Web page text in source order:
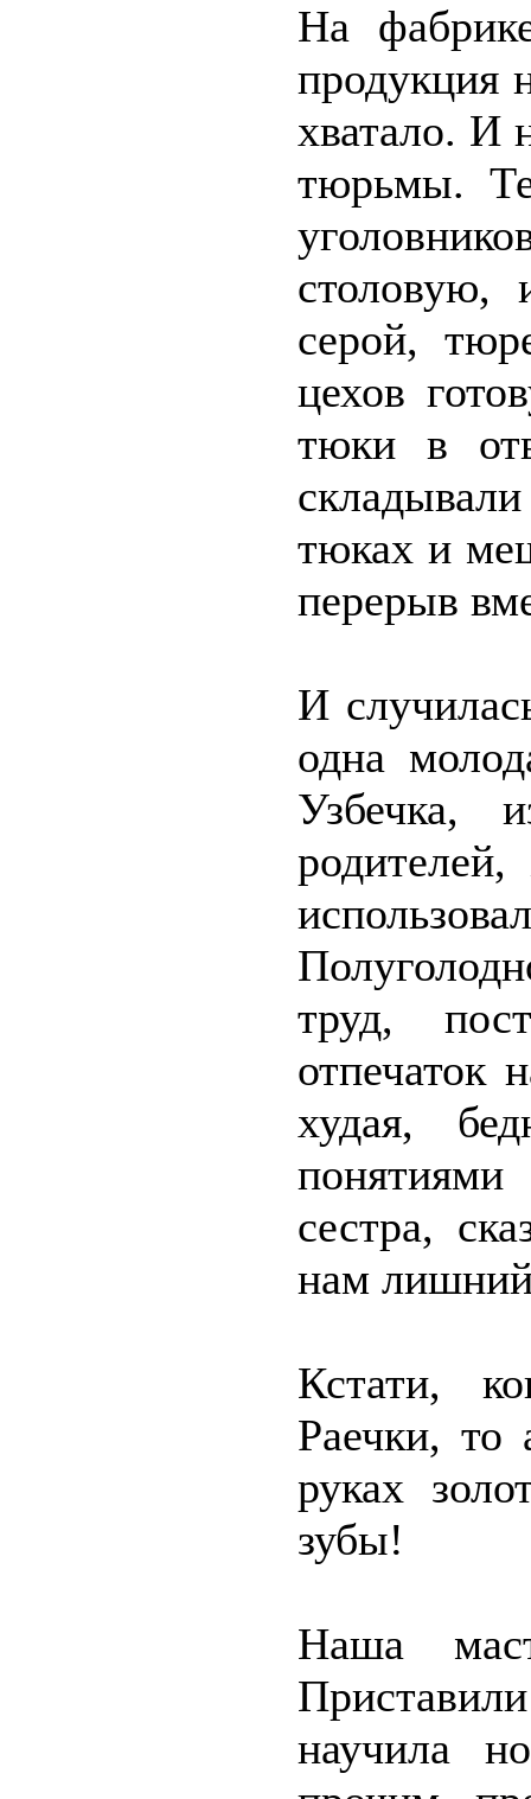
На
продукция
хватало. И
тюрьмы.
серой,
цехов
тюки в
тюках и
перерыв
И
одна
Узбечка,
труд,
отпечаток
худая,
сестра,
нам
Кстати,
Раечки, то
руках
зубы!
Наша
научила